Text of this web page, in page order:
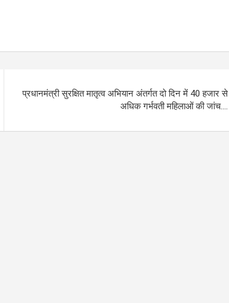
प्रधानमंत्री सुरक्षित मातृत्व अभियान अंतर्गत दो दिन में 40 हजार से
अधिक गर्भवती महिलाओं की जांच….